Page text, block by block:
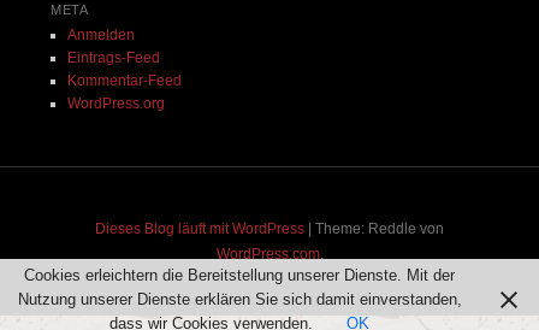
META
Anmelden
Eintrags-Feed
Kommentar-Feed
WordPress.org
Dieses Blog läuft mit WordPress | Theme: Reddle von
WordPress.com.
Cookies erleichtern die Bereitstellung unserer Dienste. Mit der
Nutzung unserer Dienste erklären Sie sich damit einverstanden,
dass wir Cookies verwenden.
OK